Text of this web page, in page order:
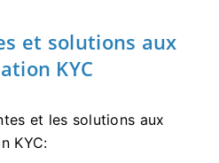
et solutions aux
KYC
et les solutions aux
KYC: